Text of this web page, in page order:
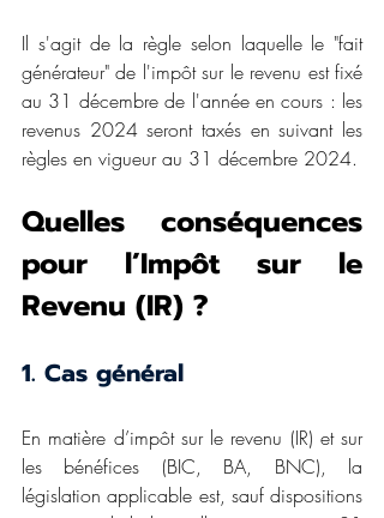
Il s'agit de la règle selon laquelle le "fait
générateur" de l'impôt sur le revenu est fixé
au 31 décembre de l'année en cours : les
revenus 2024 seront taxés en suivant les
règles en vigueur au 31 décembre 2024.
Quelles conséquences
pour l’Impôt sur le
Revenu (IR) ?
1. Cas général
En matière d’impôt sur le revenu (IR) et sur
les bénéfices (BIC, BA, BNC), la
législation applicable est, sauf dispositions